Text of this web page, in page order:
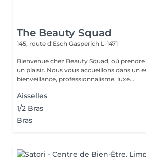
The Beauty Squad
145, route d'Esch Gasperich L-1471
Bienvenue chez Beauty Squad, où
un plaisir. Nous vous accueillons dans un
bienveillance, professionnalisme, luxe...
Aisselles
1/2 Bras
Bras